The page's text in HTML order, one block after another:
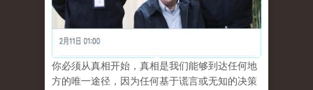
你必须从真相开始，真相是我们能够到达任何地
方的唯一途径，因为任何基于谎言或无知的决策